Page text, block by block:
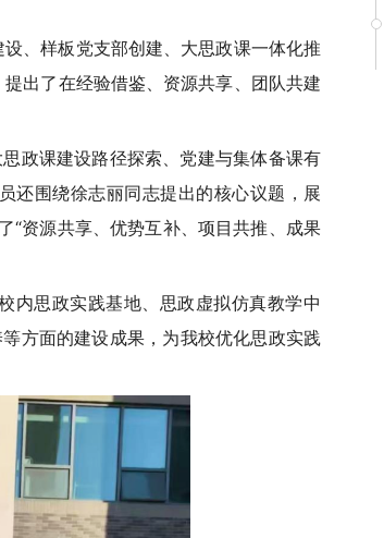
、样板党支部创建、大思政课一体化推
出了在经验借鉴、资源共享、团队共建
政课建设路径探索、党建与集体备课有
还围绕徐志丽同志提出的核心议题，展
“资源共享、优势互补、项目共推、成果
内思政实践基地、思政虚拟仿真教学中
方面的建设成果，为我校优化思政实践